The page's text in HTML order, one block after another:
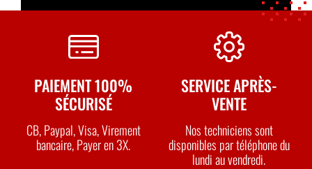
PAIEMENT 100%
SÉCURISÉ
CB, Paypal, Visa, Virement
bancaire, Payer en 3X.
SERVICE APRÈS-
VENTE
Nos techniciens sont
disponibles par téléphone du
lundi au vendredi.